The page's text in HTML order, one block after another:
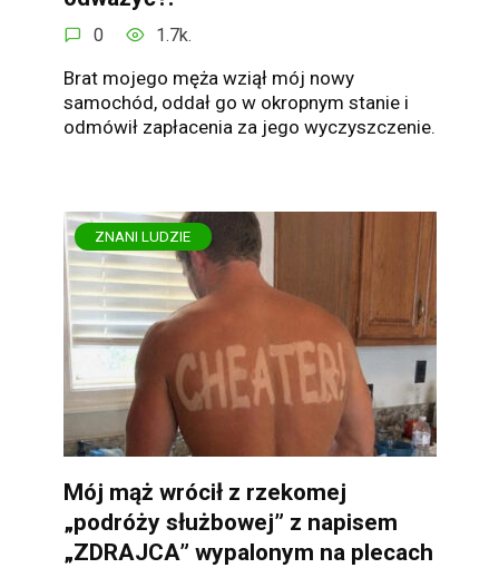
0 1.7k.
Brat mojego męża wziął mój nowy
samochód, oddał go w okropnym stanie i
odmówił zapłacenia za jego wyczyszczenie.
ZNANI LUDZIE
Mój mąż wrócił z rzekomej
„podróży służbowej” z napisem
„ZDRAJCA” wypalonym na plecach